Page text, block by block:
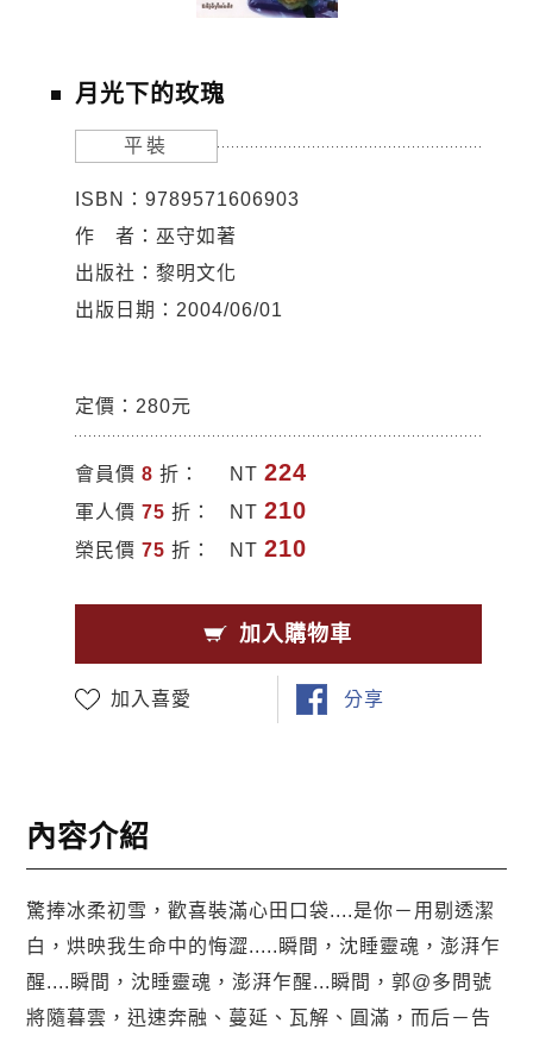
月光下的玫瑰
平裝
ISBN：9789571606903
作 者：巫守如著
出版社：黎明文化
出版日期：2004/06/01
定價：280元
會員價 8 折： NT 224
軍人價 75 折： NT 210
榮民價 75 折： NT 210
加入購物車
加入喜愛 分享
內容介紹
驚捧冰柔初雪，歡喜裝滿心田口袋....是你－用剔透潔
白，烘映我生命中的悔澀.....瞬間，沈睡靈魂，澎湃乍
醒....瞬間，沈睡靈魂，澎湃乍醒...瞬間，郭@多問號
將隨暮雲，迅速奔融、蔓延、瓦解、圓滿，而后－告